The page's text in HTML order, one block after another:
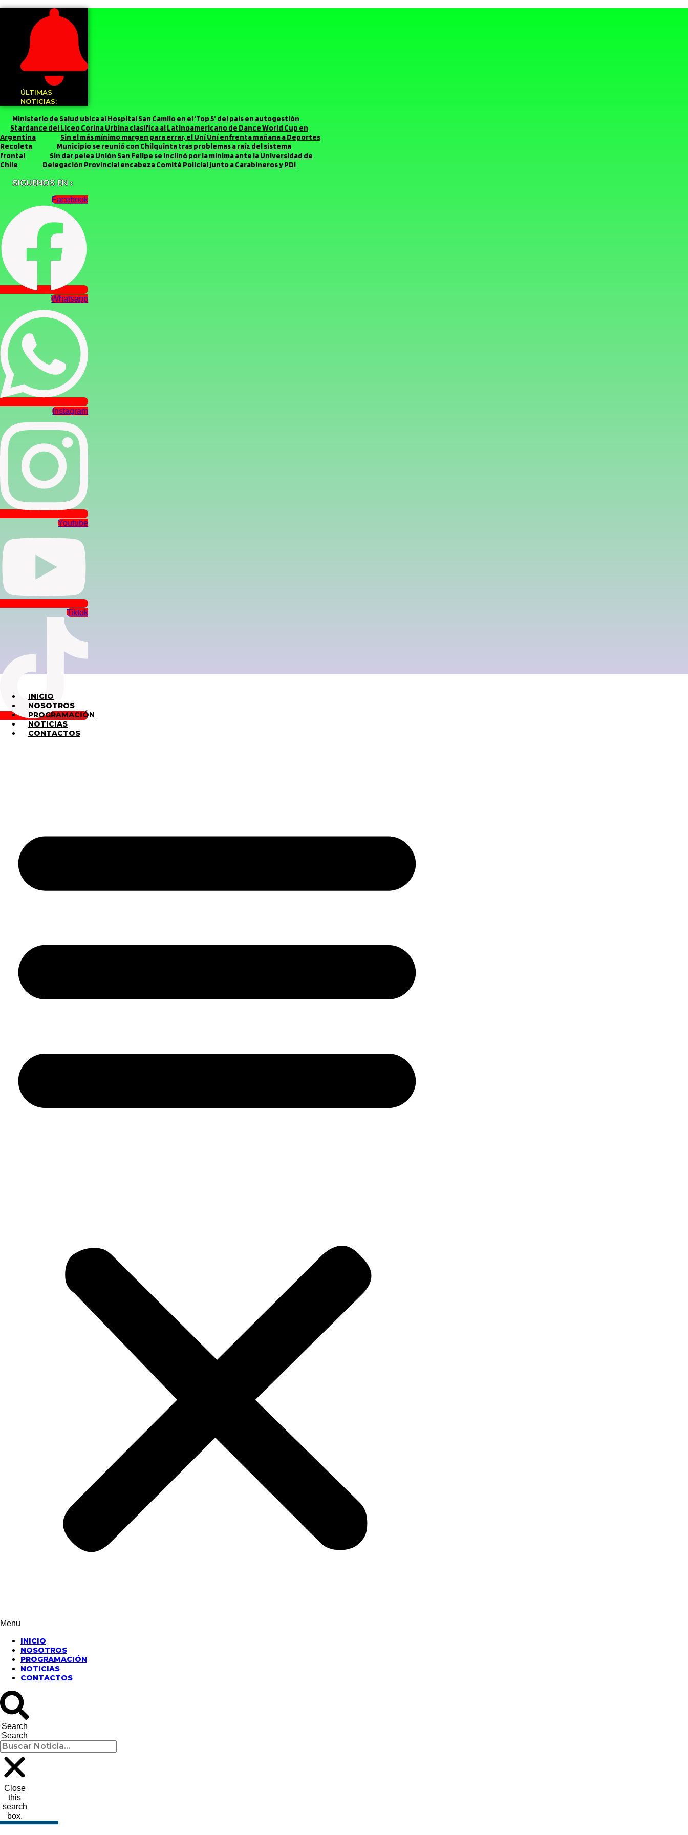
ÚLTIMAS
NOTICIAS:
Ministerio de Salud ubica al Hospital San Camilo en el ‘Top 5’ del país en autogestión
Stardance del Liceo Corina Urbina clasifica al Latinoamericano de Dance World Cup en
Argentina
Sin el más mínimo margen para errar, el Uní Uní enfrenta mañana a Deportes
Recoleta
Municipio se reunió con Chilquinta tras problemas a raíz del sistema
frontal
Sin dar pelea Unión San Felipe se inclinó por la mínima ante la Universidad de
Chile
Delegación Provincial encabeza Comité Policial junto a Carabineros y PDI
SIGUENOS EN :
Facebook
Whatsapp
Instagram
Youtube
Tiktok
INICIO
NOSOTROS
PROGRAMACIÓN
NOTICIAS
CONTACTOS
Menu
INICIO
NOSOTROS
PROGRAMACIÓN
NOTICIAS
CONTACTOS
Search
Search
Close
this
search
box.